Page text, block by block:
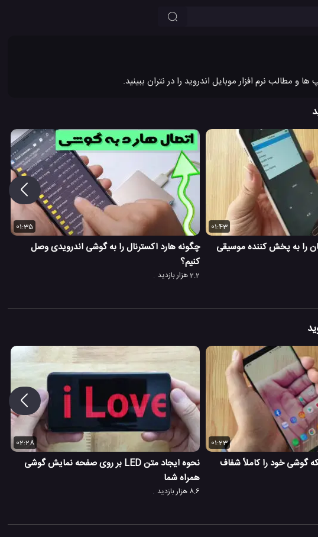
01:43
را به پخش کننده موسیقی
01:35
چگونه هارد اکسترنال را به گوشی اندرویدی وصل
کنیم؟
2.2 هزار بازدید
01:23
گوشی خود را کاملاً شفاف
02:28
نحوه ایجاد متن LED بر روی صفحه نمایش گوشی
همراه شما
8.6 هزار بازدید